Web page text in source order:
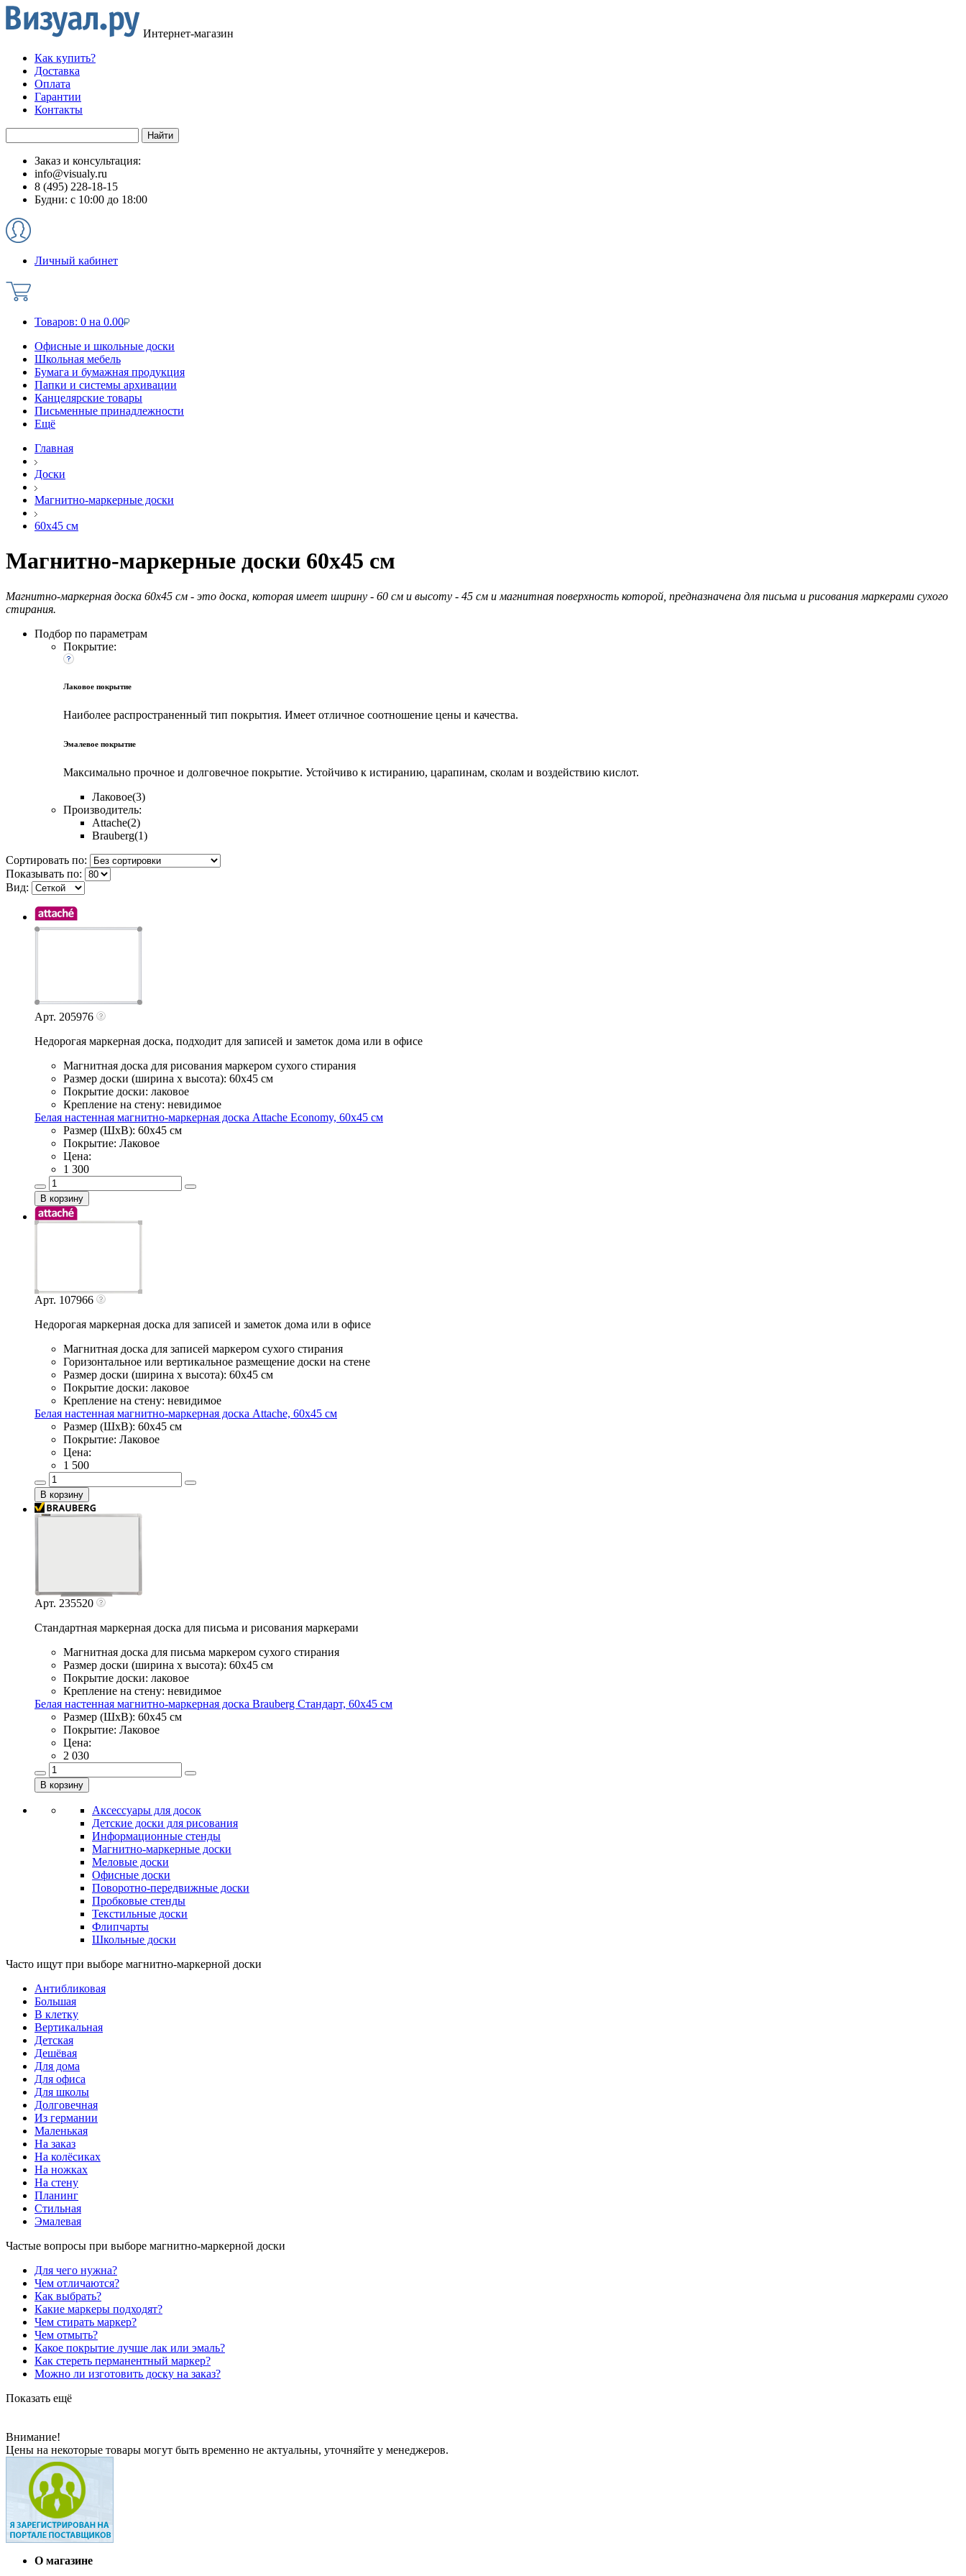
Интернет-магазин
Как купить?
Доставка
Оплата
Гарантии
Контакты
Заказ и консультация:
info@visualy.ru
8 (495) 228-18-15
Будни: с 10:00 до 18:00
Личный кабинет
Товаров: 0 на 0.00
Офисные и школьные доски
Школьная мебель
Бумага и бумажная продукция
Папки и системы архивации
Канцелярские товары
Письменные принадлежности
Ещё
Главная
Доски
Магнитно-маркерные доски
60х45 см
Магнитно-маркерные доски 60х45 см
Магнитно-маркерная доска 60х45 см - это доска, которая имеет ширину - 60 см и высоту - 45 см и магнитная поверхность которой, предназначена для письма и рисования маркерами сухого
стирания.
Подбор по параметрам
Покрытие:
Лаковое покрытие
Наиболее распространенный тип покрытия. Имеет отличное соотношение цены и качества.
Эмалевое покрытие
Максимально прочное и долговечное покрытие. Устойчиво к истиранию, царапинам, сколам и воздействию кислот.
Лаковое(3)
Производитель:
Attache(2)
Brauberg(1)
Сортировать по:
Показывать по:
Вид:
Арт. 205976
Недорогая маркерная доска, подходит для записей и заметок дома или в офисе
Магнитная доска для рисования маркером сухого стирания
Размер доски (ширина х высота): 60х45 см
Покрытие доски: лаковое
Крепление на стену: невидимое
Белая настенная магнитно-маркерная доска Attache Economy, 60х45 см
Размер (ШхВ): 60х45 см
Покрытие: Лаковое
Цена:
1 300
Арт. 107966
Недорогая маркерная доска для записей и заметок дома или в офисе
Магнитная доска для записей маркером сухого стирания
Горизонтальное или вертикальное размещение доски на стене
Размер доски (ширина х высота): 60х45 см
Покрытие доски: лаковое
Крепление на стену: невидимое
Белая настенная магнитно-маркерная доска Attache, 60х45 см
Размер (ШхВ): 60х45 см
Покрытие: Лаковое
Цена:
1 500
Арт. 235520
Стандартная маркерная доска для письма и рисования маркерами
Магнитная доска для письма маркером сухого стирания
Размер доски (ширина х высота): 60х45 см
Покрытие доски: лаковое
Крепление на стену: невидимое
Белая настенная магнитно-маркерная доска Brauberg Стандарт, 60х45 см
Размер (ШхВ): 60х45 см
Покрытие: Лаковое
Цена:
2 030
Аксессуары для досок
Детские доски для рисования
Информационные стенды
Магнитно-маркерные доски
Меловые доски
Офисные доски
Поворотно-передвижные доски
Пробковые стенды
Текстильные доски
Флипчарты
Школьные доски
Часто ищут при выборе магнитно-маркерной доски
Антибликовая
Большая
В клетку
Вертикальная
Детская
Дешёвая
Для дома
Для офиса
Для школы
Долговечная
Из германии
Маленькая
На заказ
На колёсиках
На ножках
На стену
Планинг
Стильная
Эмалевая
Частые вопросы при выборе магнитно-маркерной доски
Для чего нужна?
Чем отличаются?
Как выбрать?
Какие маркеры подходят?
Чем стирать маркер?
Чем отмыть?
Какое покрытие лучше лак или эмаль?
Как стереть перманентный маркер?
Можно ли изготовить доску на заказ?
Показать ещё
Внимание!
Цены на некоторые товары могут быть временно не актуальны, уточняйте у менеджеров.
О магазине